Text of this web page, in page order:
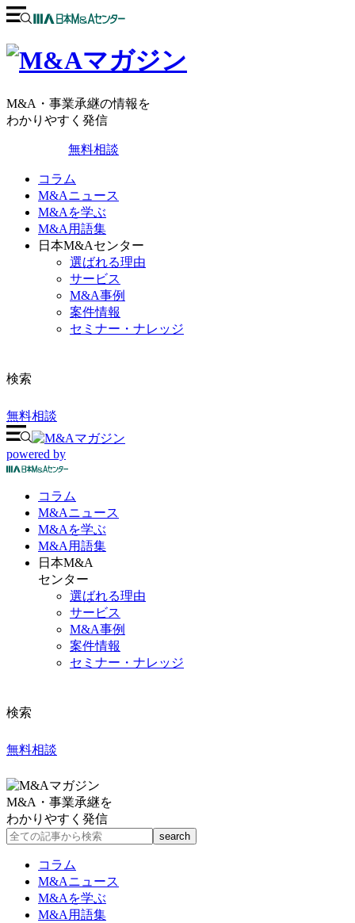
M&A・事業承継の情報を
わかりやすく発信
無料相談
コラム
M&Aニュース
M&Aを学ぶ
M&A用語集
日本M&Aセンター
選ばれる理由
サービス
M&A事例
案件情報
セミナー・ナレッジ
検索
無料相談
powered by
コラム
M&Aニュース
M&Aを学ぶ
M&A 用語集
日本M&A
センター
選ばれる理由
サービス
M&A事例
案件情報
セミナー・ナレッジ
検索
無料相談
M&A・事業承継を
わかりやすく発信
コラム
M&Aニュース
M&Aを学ぶ
M&A用語集